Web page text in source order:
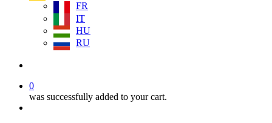
FR
IT
HU
RU
0
was successfully added to your cart.